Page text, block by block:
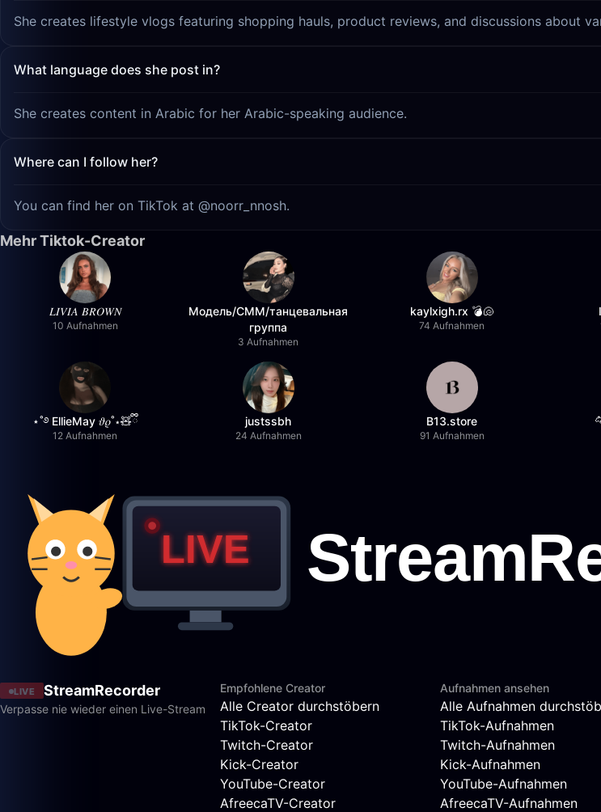
She creates lifestyle vlogs featuring shopping hauls, product reviews, and discussions about
What language does she post in?
She creates content in Arabic for her Arabic-speaking audience.
Where can I follow her?
You can find her on TikTok at @noorr_nnosh.
Mehr Tiktok-Creator
𝐿𝐼𝑉𝐼𝐴 𝐵𝑅𝑂𝑊𝑁
10 Aufnahmen
Модель/СММ/танцевальная
группа
3 Aufnahmen
kaylxigh.rx 💣🐚
74 Aufnahmen
⋆˚࿔ EllieMay 𝜗𝜚˚⋆🧸ྀི
12 Aufnahmen
justssbh
24 Aufnahmen
B13.store
91 Aufnahmen
LIVE StreamRecorder
Verpasse nie wieder einen Live-Stream
Empfohlene Creator
Alle Creator durchstöbern
TikTok-Creator
Twitch-Creator
Kick-Creator
YouTube-Creator
AfreecaTV-Creator
Aufnahmen ansehen
Alle Aufnahmen
TikTok-Aufnahmen
Twitch-Aufnahmen
Kick-Aufnahmen
YouTube-Aufnahmen
AfreecaTV-Aufnahmen